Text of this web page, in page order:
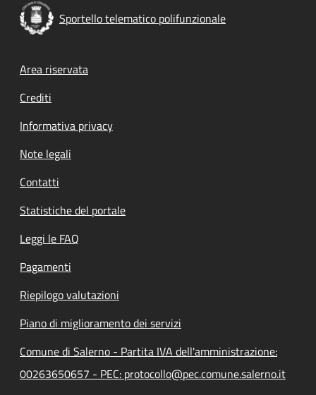
Sportello telematico polifunzionale
Footer menu
Area riservata
Crediti
Informativa privacy
Note legali
Contatti
Statistiche del portale
Leggi le FAQ
Pagamenti
Riepilogo valutazioni
Piano di miglioramento dei servizi
Comune di Salerno - Partita IVA dell'amministrazione:
00263650657 - PEC: protocollo@pec.comune.salerno.it